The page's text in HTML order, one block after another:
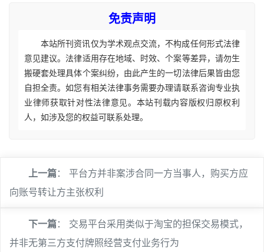
免责声明
本站所刊资讯仅为学术观点交流，不构成任何形式法律
意见建议。法律适用存在地域、时效、个案等差异，请勿生
搬硬套处理具体个案纠纷，由此产生的一切法律后果皆由您
自担全责。如您有相关法律事务需要办理请联系咨询专业执
业律师获取针对性法律意见。本站刊载内容版权归原权利
人，如涉及您的权益可联系处理。
上一篇： 平台方并非案涉合同一方当事人，购买方应
向账号转让方主张权利
下一篇： 交易平台采用类似于淘宝的担保交易模式，
并非无第三方支付牌照经营支付业务行为